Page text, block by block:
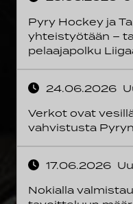
Pyry Hockey ja
yhteistyötään –
pelaajapolku
24.06.2026
Verkot ovat
vahvistusta
17.06.2026
Nokialla
tavoitteluun